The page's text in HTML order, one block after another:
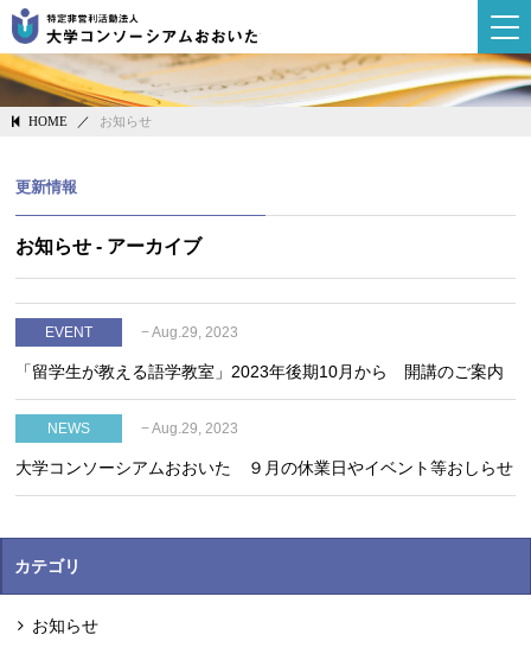
大学コンソーシ
更新情報
HOME ／ お知らせ
お知らせ - アーカイブ
EVENT − Aug.29, 2023
「留学生が教える語学教室」2023年後期10月から 開講のご案内
NEWS − Aug.29, 2023
大学コンソーシアムおおいた ９月の休業日やイベント等おしらせ
カテゴリ
お知らせ